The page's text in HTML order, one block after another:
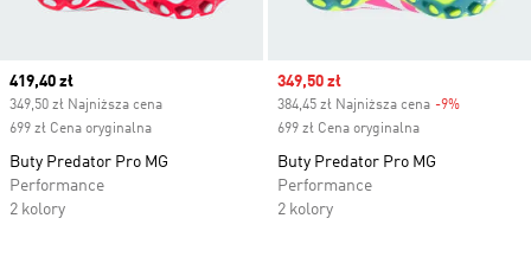
Current price
419,40 zł
349,50 zł Najniższa cena
699 zł Cena oryginalna
Buty Predator Pro MG
Performance
2 kolory
Sale price
349,50 zł
384,45 zł Najniższa cena -9%
699 zł Cena oryginalna
Buty Predator Pro MG
Performance
2 kolory